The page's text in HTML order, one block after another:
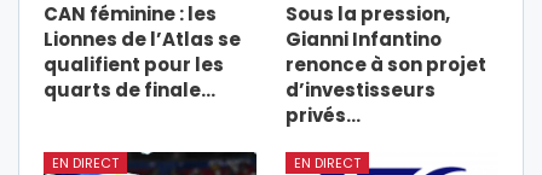
CAN féminine : les
Lionnes de l’Atlas se
qualifient pour les
quarts de finale…
Sous la pression,
Gianni Infantino
renonce à son projet
d’investisseurs
privés…
EN DIRECT EN DIRECT